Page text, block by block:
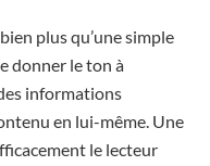
plus qu’une simple
donner le ton à
informations
en lui-même. Une
le lecteur